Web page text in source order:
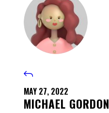
MAY 27, 2022
MICHAEL GORDON